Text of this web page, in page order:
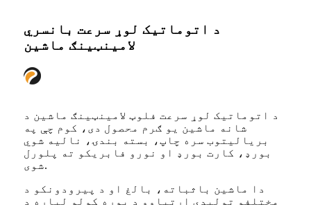
د اتوماتیک لوړ سرعت بانسري
لامینټینګ ماشین
د اتوماتیک لوړ سرعت فلوټ لامینټینګ ماشین د
شانه ماشین یو ګرم محصول دی، کوم چې په
بریالیتوب سره چاپ، بسته بندۍ، نالیه شوي
بورډ، کارت بورډ او نورو فابریکو ته پلورل
شوی.
دا ماشین باثباته، بالغ او د پیرودونکو د
مختلفو تولیدي اړتیاوو د پوره کولو لپاره د